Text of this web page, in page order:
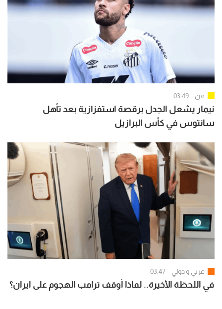
فن 03:49
نيمار يشعل الجدل برقصة استفزازية بعد تأهل
سانتوس في كأس البرازيل
عربي و دولي 03:47
في اللحظة الأخيرة.. لماذا أوقف ترامب الهجوم على ايران؟